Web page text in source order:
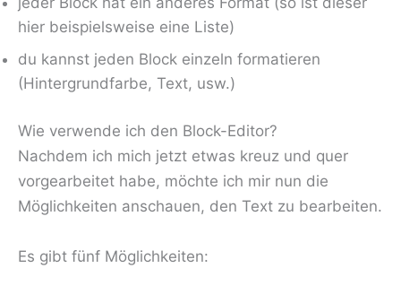
hier beispielsweise eine Liste)
du kannst jeden Block einzeln formatieren
(Hintergrundfarbe, Text, usw.)
Wie verwende ich den Block-Editor?
Nachdem ich mich jetzt etwas kreuz und quer
vorgearbeitet habe, möchte ich mir nun die
Möglichkeiten anschauen, den Text zu bearbeiten.
Es gibt fünf Möglichkeiten: